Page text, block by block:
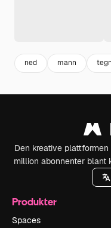
ned mann tegn
Den kreative
million abonnenter blant
Produkter
Spaces